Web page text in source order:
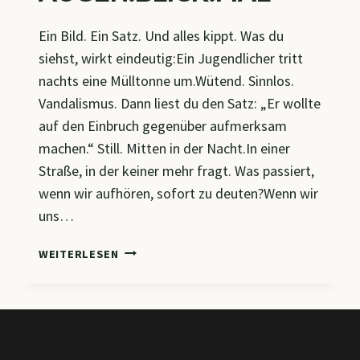
Ein Bild. Ein Satz. Und alles kippt. Was du
siehst, wirkt eindeutig:Ein Jugendlicher tritt
nachts eine Mülltonne um.Wütend. Sinnlos.
Vandalismus. Dann liest du den Satz: „Er wollte
auf den Einbruch gegenüber aufmerksam
machen.“ Still. Mitten in der Nacht.In einer
Straße, in der keiner mehr fragt. Was passiert,
wenn wir aufhören, sofort zu deuten?Wenn wir
uns…
WEITERLESEN AUGEN.BLICK.MAL